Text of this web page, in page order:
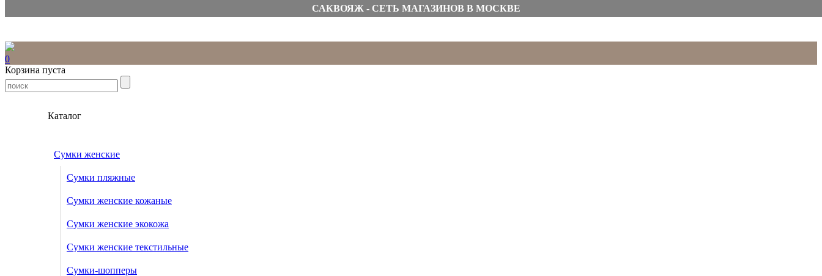
САКВОЯЖ - СЕТЬ МАГАЗИНОВ В МОСКВЕ
0
Корзина пуста
Каталог
Сумки женские
Сумки пляжные
Сумки женские кожаные
Сумки женские экокожа
Сумки женские текстильные
Сумки-шопперы